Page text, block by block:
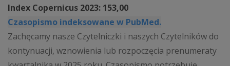
Index Copernicus 2023: 153,00
Czasopismo indeksowane w PubMed.
Zachęcamy nasze Czytelniczki i naszych Czytelników do
kontynuacji, wznowienia lub rozpoczęcia prenumeraty